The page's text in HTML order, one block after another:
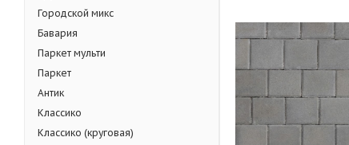
Городской микс
Бавария
Паркет мульти
Паркет
Антик
Классико
Классико (круговая)